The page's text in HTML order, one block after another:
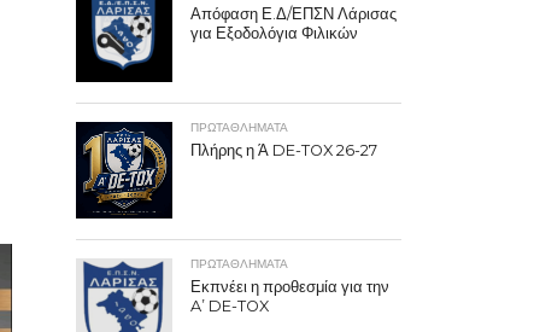
Απόφαση Ε.Δ/ΕΠΣΝ Λάρισας
για Εξοδολόγια Φιλικών
ΠΡΩΤΑΘΛΉΜΑΤΑ
Πλήρης η Ά DE-TOX 26-27
ΠΡΩΤΑΘΛΉΜΑΤΑ
Εκπνέει η προθεσμία για την
A’ DE-TOX